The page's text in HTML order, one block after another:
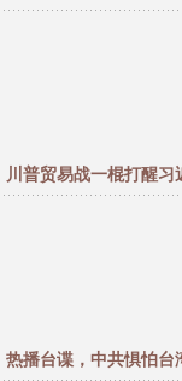
川普贸易战一棍打醒习
热播台谍，中共惧怕台